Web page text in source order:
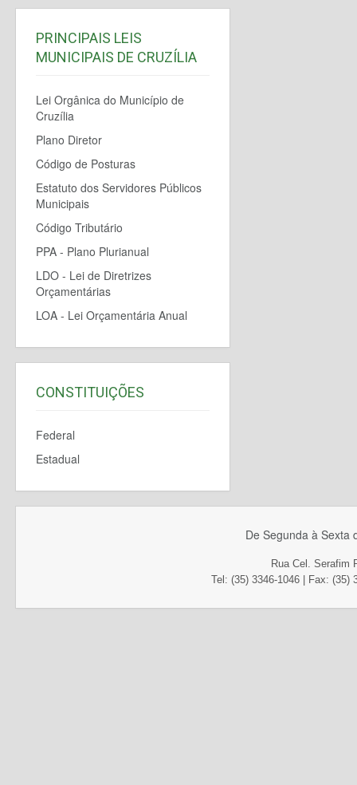
PRINCIPAIS LEIS
MUNICIPAIS DE CRUZÍLIA
Lei Orgânica do Município de
Cruzília
Plano Diretor
Código de Posturas
Estatuto dos Servidores Públicos
Municipais
Código Tributário
PPA - Plano Plurianual
LDO - Lei de Diretrizes
Orçamentárias
LOA - Lei Orçamentária Anual
CONSTITUIÇÕES
Federal
Estadual
De Segunda à Sexta
Rua Cel. Serafim
Tel: (35) 3346-1046 | Fax: (35)